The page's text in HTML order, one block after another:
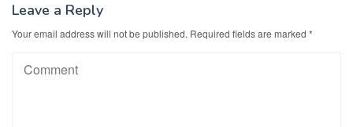
Leave a Reply
Your email address will not be published. Required fields are marked *